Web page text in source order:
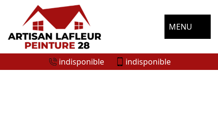
MENU
indisponible indisponible